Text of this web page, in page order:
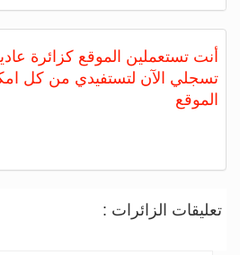
أنت تستعملين الموقع كزائرة
تسجلي الآن لتستفيدي من كل
الموقع
تعليقات الزائرات :